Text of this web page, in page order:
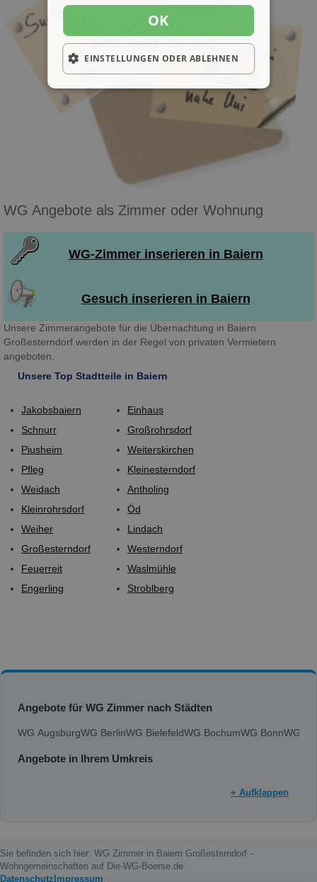
WG Angebote als Zimmer oder Wohnung
WG-Zimmer inserieren in Baiern
Gesuch inserieren in Baiern
Unsere Zimmerangebote für die Übernachtung in Baiern
Großesterndorf werden in der Regel von privaten Vermietern
angeboten.
Unsere Top Stadtteile in Baiern
Jakobsbaiern
Schnurr
Piusheim
Pfleg
Weidach
Kleinrohrsdorf
Weiher
Großesterndorf
Feuerreit
Engerling
Einhaus
Großrohrsdorf
Weiterskirchen
Kleinesterndorf
Antholing
Öd
Lindach
Westerndorf
Waslmühle
Stroblberg
Angebote für WG Zimmer nach Städten
WG AugsburgWG BerlinWG BielefeldWG BochumWG BonnWG
Angebote in Ihrem Umkreis
+ Aufklappen
Sie befinden sich hier: WG Zimmer in Baiern Großesterndorf -
Wohngemeinschaften auf Die-WG-Boerse.de
Datenschutz Impressum
OK
EINSTELLUNGEN ODER ABLEHNEN